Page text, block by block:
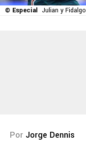
© Especial Julian y Fidalgo
Por Jorge Dennis